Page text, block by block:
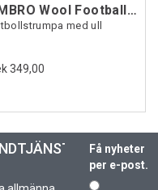
UMBRO Wool Football Sock
med ull
349,00
Få nyheter
per e-post.